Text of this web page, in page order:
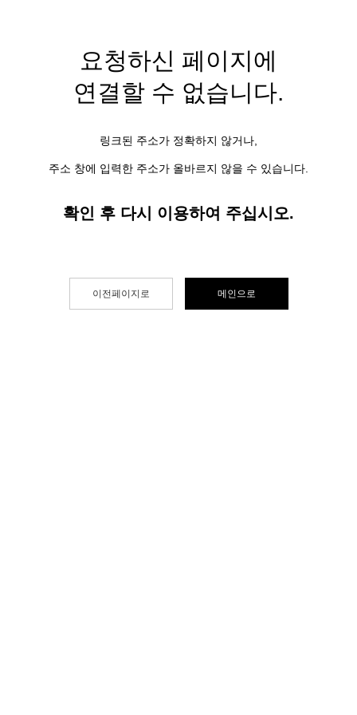
요청하신 페이지에
연결할 수 없습니다.
링크된 주소가 정확하지 않거나,
주소 창에 입력한 주소가 올바르지 않을 수 있습니다.
확인 후 다시 이용하여 주십시오.
이전페이지로 메인으로